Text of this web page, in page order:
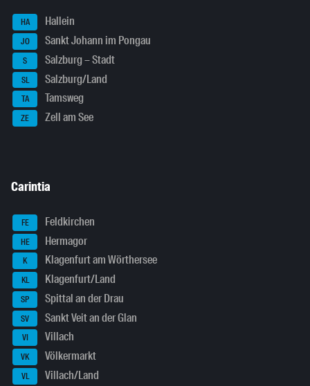
HA Hallein
JO Sankt Johann im Pongau
S Salzburg – Stadt
SL Salzburg/Land
TA Tamsweg
ZE Zell am See
Carintia
FE Feldkirchen
HE Hermagor
K Klagenfurt am Wörthersee
KL Klagenfurt/Land
SP Spittal an der Drau
SV Sankt Veit an der Glan
VI Villach
VK Völkermarkt
VL Villach/Land